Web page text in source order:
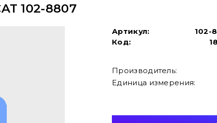
102-8807
Артикул:
102-
Код:
Производитель:
Единица измерения: